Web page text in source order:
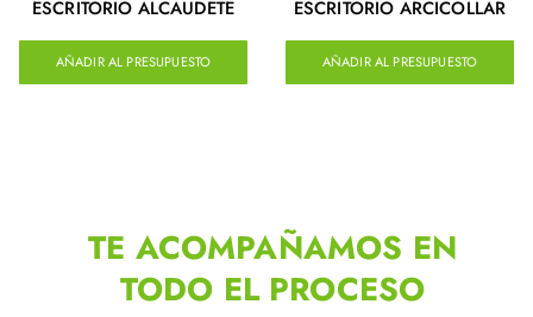
ESCRITORIO ALCAUDETE
AÑADIR AL PRESUPUESTO
ESCRITORIO ARCICOLLAR
AÑADIR AL PRESUPUESTO
TE ACOMPAÑAMOS EN
TODO EL PROCESO